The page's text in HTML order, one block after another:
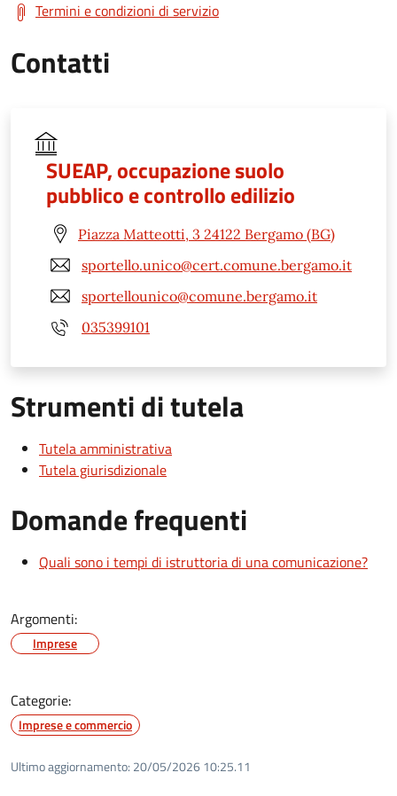
Termini e condizioni di servizio
Contatti
SUEAP, occupazione suolo
pubblico e controllo edilizio
Piazza Matteotti, 3 24122 Bergamo (BG)
sportello.unico@cert.comune.bergamo.it
sportellounico@comune.bergamo.it
035399101
Strumenti di tutela
Tutela amministrativa
Tutela giurisdizionale
Domande frequenti
Quali sono i tempi di istruttoria di una comunicazione?
Argomenti:
Imprese
Categorie:
Imprese e commercio
Ultimo aggiornamento: 20/05/2026 10:25.11